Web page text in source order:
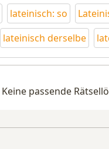
lateinisch: so
lateinisch derselbe
Keine passende